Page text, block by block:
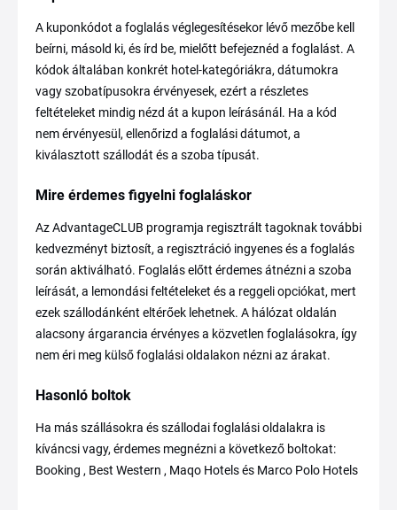
A kuponkódot a foglalás véglegesítésekor lévő mezőbe kell
beírni, másold ki, és írd be, mielőtt befejeznéd a foglalást. A
kódok általában konkrét hotel-kategóriákra, dátumokra
vagy szobatípusokra érvényesek, ezért a részletes
feltételeket mindig nézd át a kupon leírásánál. Ha a kód
nem érvényesül, ellenőrizd a foglalási dátumot, a
kiválasztott szállodát és a szoba típusát.
Mire érdemes figyelni foglaláskor
Az AdvantageCLUB programja regisztrált tagoknak további
kedvezményt biztosít, a regisztráció ingyenes és a foglalás
során aktiválható. Foglalás előtt érdemes átnézni a szoba
leírását, a lemondási feltételeket és a reggeli opciókat, mert
ezek szállodánként eltérőek lehetnek. A hálózat oldalán
alacsony árgarancia érvényes a közvetlen foglalásokra, így
nem éri meg külső foglalási oldalakon nézni az árakat.
Hasonló boltok
Ha más szállásokra és szállodai foglalási oldalakra is
kíváncsi vagy, érdemes megnézni a következő boltokat:
Booking , Best Western , Maqo Hotels és Marco Polo Hotels